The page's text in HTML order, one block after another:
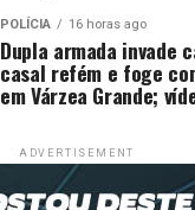
POLÍCIA 16 horas ago
Dupla armada invade
casal refém e foge
em Várzea Grande;
ADVERTISEMENT